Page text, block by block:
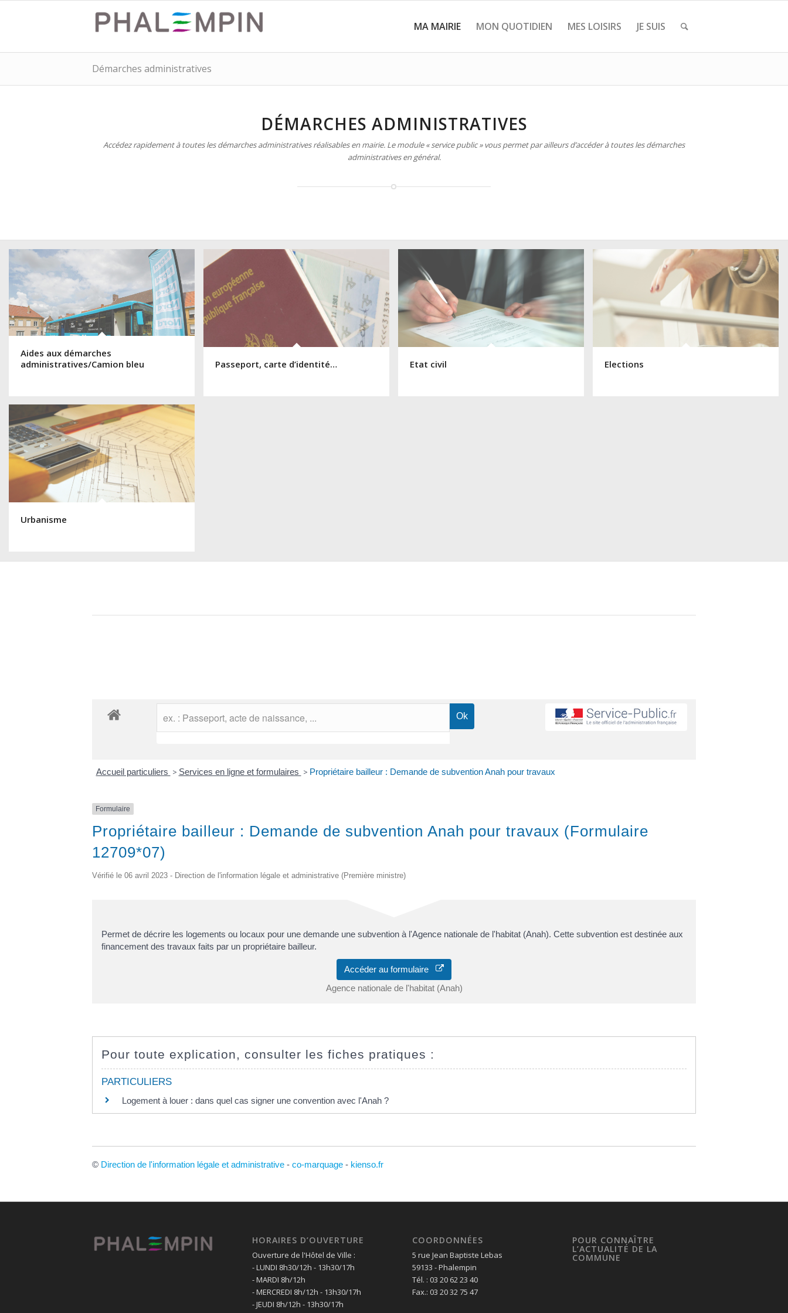
MA MAIRIE MON QUOTIDIEN MES LOISIRS JE SUIS
Démarches administratives
DÉMARCHES ADMINISTRATIVES
Accédez rapidement à toutes les démarches administratives réalisables en mairie. Le module « service public » vous permet par ailleurs d’accéder à toutes les démarches
administratives en général.
Aides aux démarches
administratives/Camion bleu
Passeport, carte d’identité… Etat civil Elections
Urbanisme
Accueil particuliers > Services en ligne et formulaires > Propriétaire bailleur : Demande de subvention Anah pour travaux
Formulaire
Propriétaire bailleur : Demande de subvention Anah pour travaux (Formulaire
12709*07)
Vérifié le 06 avril 2023 - Direction de l'information légale et administrative (Première ministre)
Permet de décrire les logements ou locaux pour une demande une subvention à l'Agence nationale de l'habitat (Anah). Cette subvention est destinée aux
financement des travaux faits par un propriétaire bailleur.
Accéder au formulaire
Agence nationale de l'habitat (Anah)
Pour toute explication, consulter les fiches pratiques :
PARTICULIERS
Logement à louer : dans quel cas signer une convention avec l'Anah ?
© Direction de l'information légale et administrative - co-marquage - kienso.fr
HORAIRES D’OUVERTURE
Ouverture de l'Hôtel de Ville :
- LUNDI 8h30/12h - 13h30/17h
- MARDI 8h/12h
- MERCREDI 8h/12h - 13h30/17h
- JEUDI 8h/12h - 13h30/17h
COORDONNÉES
5 rue Jean Baptiste Lebas
59133 - Phalempin
Tél. : 03 20 62 23 40
Fax.: 03 20 32 75 47
POUR CONNAÎTRE
L’ACTUALITÉ DE LA
COMMUNE